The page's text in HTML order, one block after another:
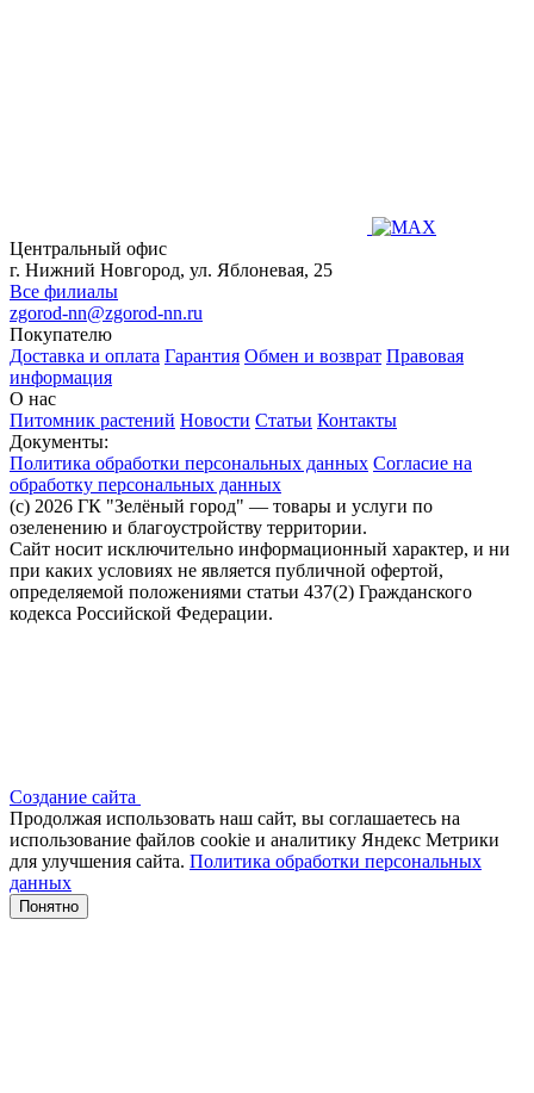
Центральный офис
г. Нижний Новгород, ул. Яблоневая, 25
Все филиалы
zgorod-nn@zgorod-nn.ru
Покупателю
Доставка и оплата Гарантия Обмен и возврат Правовая
информация
О нас
Питомник растений Новости Статьи Контакты
Документы:
Политика обработки персональных данных Согласие на
обработку персональных данных
(c) 2026 ГК "Зелёный город" — товары и услуги по
озеленению и благоустройству территории.
Сайт носит исключительно информационный характер, и ни
при каких условиях не является публичной офертой,
определяемой положениями статьи 437(2) Гражданского
кодекса Российской Федерации.
Создание сайта
Продолжая использовать наш сайт, вы соглашаетесь на
использование файлов сооkіе и аналитику Яндекс Метрики
для улучшения сайта. Политика обработки персональных
данных
Понятно